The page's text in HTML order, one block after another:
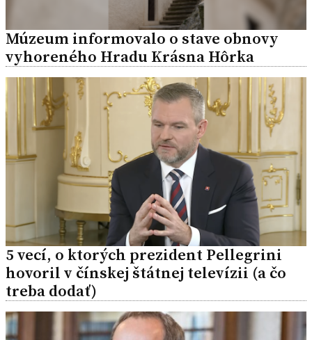
Múzeum informovalo o stave obnovy
vyhoreného Hradu Krásna Hôrka
5 vecí, o ktorých prezident Pellegrini
hovoril v čínskej štátnej televízii (a čo
treba dodať)